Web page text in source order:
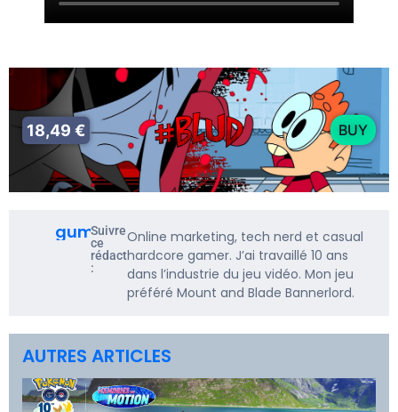
18,49 € BUY
gumbarf
Suivre
ce
rédacteur
:
Online marketing, tech nerd et casual
hardcore gamer. J’ai travaillé 10 ans
dans l’industrie du jeu vidéo. Mon jeu
préféré Mount and Blade Bannerlord.
AUTRES ARTICLES